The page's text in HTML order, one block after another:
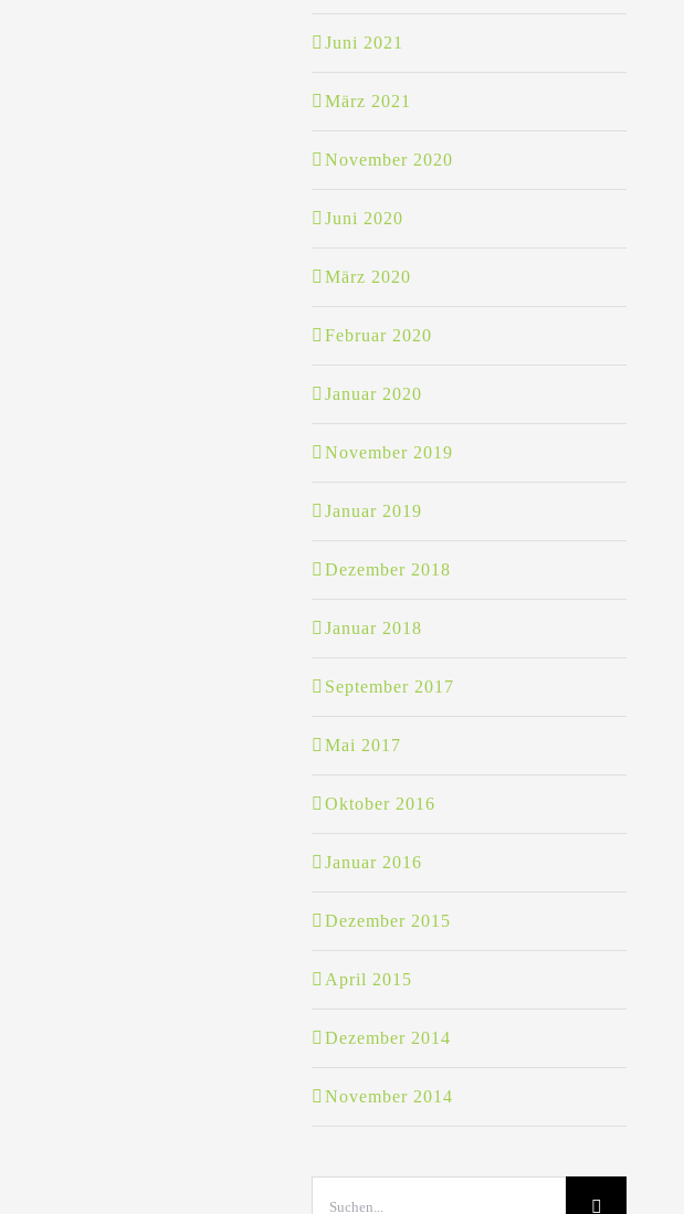
Juni 2021
März 2021
November 2020
Juni 2020
März 2020
Februar 2020
Januar 2020
November 2019
Januar 2019
Dezember 2018
Januar 2018
September 2017
Mai 2017
Oktober 2016
Januar 2016
Dezember 2015
April 2015
Dezember 2014
November 2014